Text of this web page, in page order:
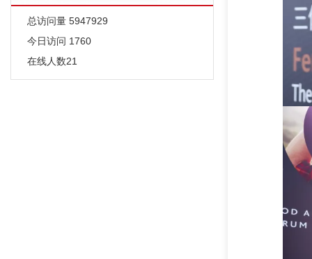
总访问量 5947929
今日访问 1760
在线人数21